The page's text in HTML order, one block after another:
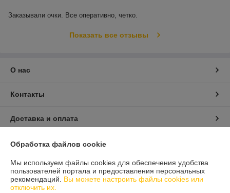
Заказывали очки. Все оперативно, четко.
Показать все отзывы
О нас
Контакты
Доставка и оплата
График работы
Полная версия сайта
Политика обработки cookies
Обработка файлов cookie
Мы используем файлы cookies для обеспечения удобства
пользователей портала и предоставления персональных
рекомендаций. Вы можете настроить файлы cookies или
отключить их.